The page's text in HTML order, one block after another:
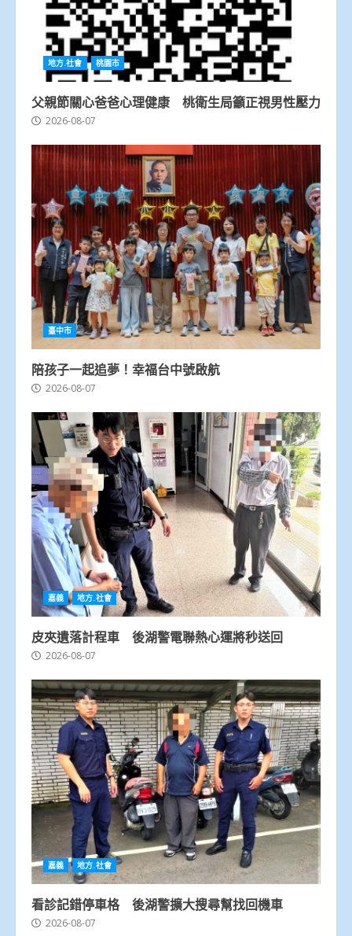
地方.社會 桃園市
父親節關心爸爸心理健康 桃衛生局籲正視男性壓力
2026-08-07
臺中市
陪孩子一起追夢！幸福台中號啟航
2026-08-07
嘉義 地方.社會
皮夾遺落計程車 後湖警電聯熱心運將秒送回
2026-08-07
嘉義 地方.社會
看診記錯停車格 後湖警擴大搜尋幫找回機車
2026-08-07